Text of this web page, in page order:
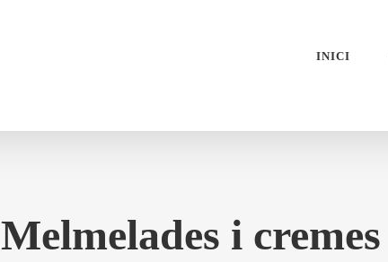
INICI
Melmelades i cremes